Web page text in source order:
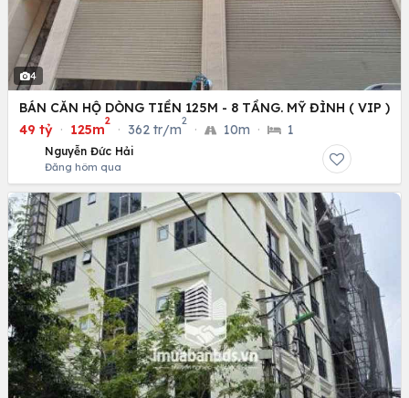
4
BÁN CĂN HỘ DÒNG TIỀN 125M - 8 TẦNG. MỸ ĐÌNH ( VIP )
49 tỷ · 125m
2
· 362 tr/m
2
· 10m · 1
Nguyễn Đức Hải
Đăng hôm qua